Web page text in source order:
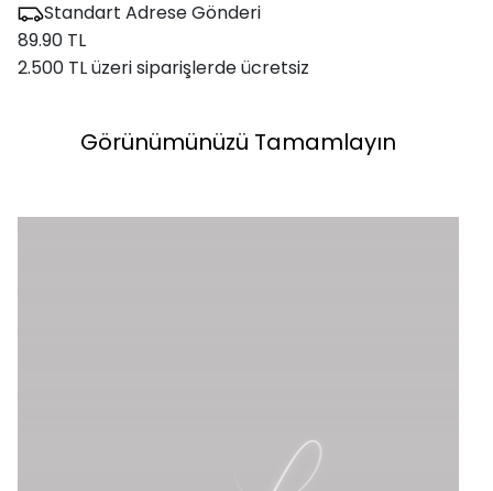
Standart Adrese Gönderi
89.90 TL
2.500 TL üzeri siparişlerde ücretsiz
Görünümünüzü Tamamlayın